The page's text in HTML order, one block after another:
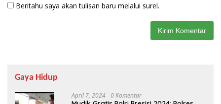
Beritahu saya akan tulisan baru melalui surel.
Gaya Hidup
April 7, 2024 0 Komentar